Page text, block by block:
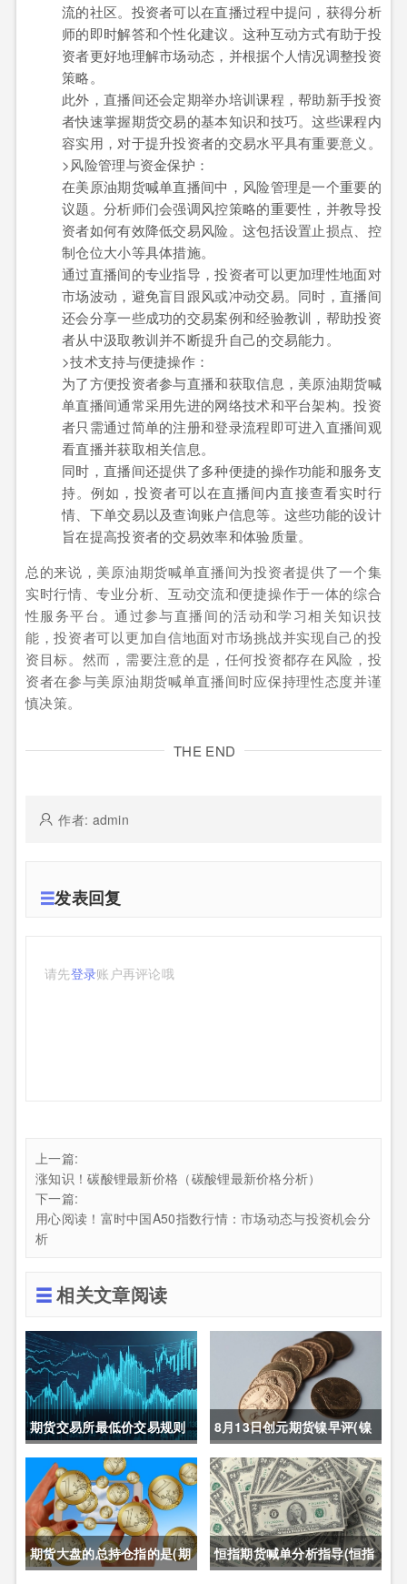
流的社区。投资者可以在直播过程中提问，获得分析
师的即时解答和个性化建议。这种互动方式有助于投
资者更好地理解市场动态，并根据个人情况调整投资
策略。
此外，直播间还会定期举办培训课程，帮助新手投资
者快速掌握期货交易的基本知识和技巧。这些课程内
容实用，对于提升投资者的交易水平具有重要意义。
>风险管理与资金保护：
在美原油期货喊单直播间中，风险管理是一个重要的
议题。分析师们会强调风控策略的重要性，并教导投
资者如何有效降低交易风险。这包括设置止损点、控
制仓位大小等具体措施。
通过直播间的专业指导，投资者可以更加理性地面对
市场波动，避免盲目跟风或冲动交易。同时，直播间
还会分享一些成功的交易案例和经验教训，帮助投资
者从中汲取教训并不断提升自己的交易能力。
>技术支持与便捷操作：
为了方便投资者参与直播和获取信息，美原油期货喊
单直播间通常采用先进的网络技术和平台架构。投资
者只需通过简单的注册和登录流程即可进入直播间观
看直播并获取相关信息。
同时，直播间还提供了多种便捷的操作功能和服务支
持。例如，投资者可以在直播间内直接查看实时行
情、下单交易以及查询账户信息等。这些功能的设计
旨在提高投资者的交易效率和体验质量。
总的来说，美原油期货喊单直播间为投资者提供了一个集
实时行情、专业分析、互动交流和便捷操作于一体的综合
性服务平台。通过参与直播间的活动和学习相关知识技
能，投资者可以更加自信地面对市场挑战并实现自己的投
资目标。然而，需要注意的是，任何投资都存在风险，投
资者在参与美原油期货喊单直播间时应保持理性态度并谨
慎决策。
THE END
作者: admin
发表回复
请先登录账户再评论哦
上一篇:
涨知识！碳酸锂最新价格（碳酸锂最新价格分析）
下一篇:
用心阅读！富时中国A50指数行情：市场动态与投资机会分
析
相关文章阅读
期货交易所最低价交易规则
(期货交易所最低价交易规则
是什么)
8月13日创元期货镍早评(镍
期货长期趋势)
期货大盘的总持仓指的是(期
恒指期货喊单分析指导(恒指